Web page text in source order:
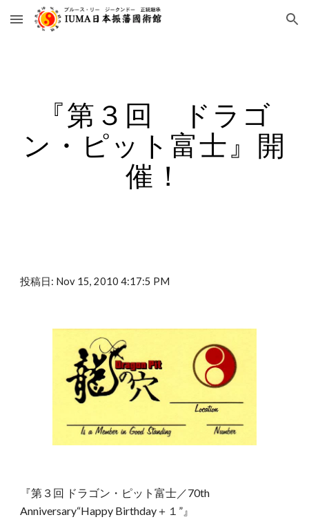
Skip to main content Skip to navigation
『第３回 ドラゴ
ン・ピット富士』開
催！
投稿日: Nov 15, 2010 4:17:5 PM
『第３回 ドラゴン・ピット富士／70th
Anniversary“Happy Birthday＋１”』